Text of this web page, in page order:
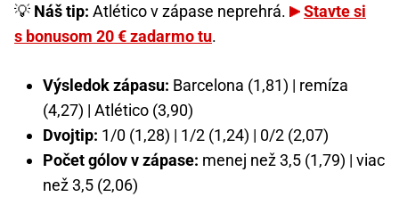
💡 Náš tip: Atlético v zápase neprehrá.
Stavte si
s bonusom 20 € zadarmo tu.
Výsledok zápasu: Barcelona (1,81) | remíza
(4,27) | Atlético (3,90)
Dvojtip: 1/0 (1,28) | 1/2 (1,24) | 0/2 (2,07)
Počet gólov v zápase: menej než 3,5 (1,79) | viac
než 3,5 (2,06)